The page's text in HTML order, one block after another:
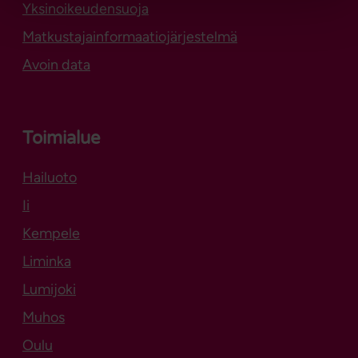
Yksinoikeudensuoja
Matkustajainformaatiojärjestelmä
Avoin data
Toimialue
Hailuoto
Ii
Kempele
Liminka
Lumijoki
Muhos
Oulu